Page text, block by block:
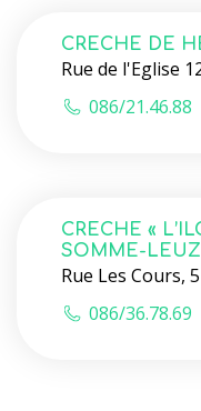
CRECHE DE
Rue de l'Eglise
086/21.46.88
CRECHE «
SOMME-
Rue Les Cours,
086/36.78.69